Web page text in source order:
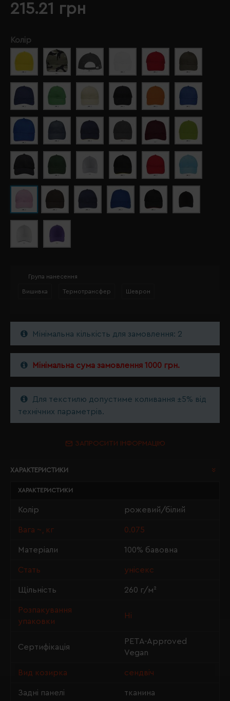
215.21 грн
Колір
Група нанесення
Вишивка Термотрансфер Шеврон
Мінімальна кількість для замовлення: 2
Мінімальна сума замовлення 1000 грн.
Для текстилю допустиме коливання ±5% від
технічних параметрів.
ЗАПРОСИТИ ІНФОРМАЦІЮ
ХАРАКТЕРИСТИКИ
ХАРАКТЕРИСТИКИ
Колір рожевий/білий
Вага ~, кг 0.075
Матеріали 100% бавовна
Стать унісекс
Щільність 260 г/м²
Розпакування
упаковки
Ні
Сертифікація
PETA-Approved
Vegan
Вид козирка сендвіч
Задні панелі тканина